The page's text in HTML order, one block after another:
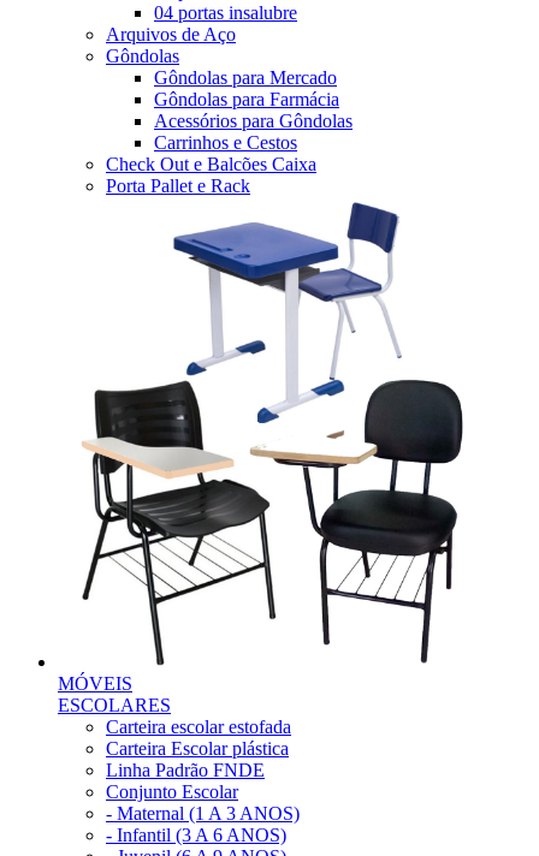
04 portas insalubre
Arquivos de Aço
Gôndolas
Gôndolas para Mercado
Gôndolas para Farmácia
Acessórios para Gôndolas
Carrinhos e Cestos
Check Out e Balcões Caixa
Porta Pallet e Rack
MÓVEIS
ESCOLARES
Carteira escolar estofada
Carteira Escolar plástica
Linha Padrão FNDE
Conjunto Escolar
- Maternal (1 A 3 ANOS)
- Infantil (3 A 6 ANOS)